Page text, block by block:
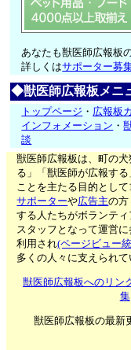
あなたも獣医師広報板
詳しくはサポーター募
◆獣医師広報板メニ
トップページ ・ 広報板
インフォメーション ・
談
獣医師広報板は、町の
る」「獣医師が広報する
ことを主たる目的とし
サポーターや広告主の方
する人たちがボランティ
スタッフとなって運営
利用され(ページビュー
多くの人々に支えられて
獣医師広報板へのリン
集
獣医師広報板の最新